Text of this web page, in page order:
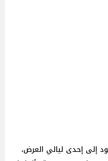
إلى إحدى ليالي العرض،